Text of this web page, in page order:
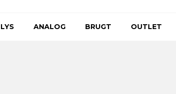
LYS ANALOG BRUGT OUTLET